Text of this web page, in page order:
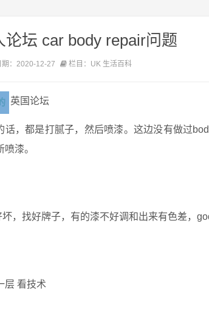
论坛 car body repair问题
：2020-12-27 栏目：UK 生活百科
英国论坛
，都是打腻子，然后喷漆。这边没有做过
漆。
，找好牌子，有的漆不好调和出来有色差，
层 看技术